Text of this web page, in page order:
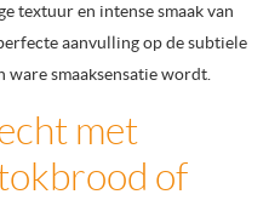
textuur en intense smaak van
aanvulling op de subtiele
ware smaaksensatie wordt.
met
of